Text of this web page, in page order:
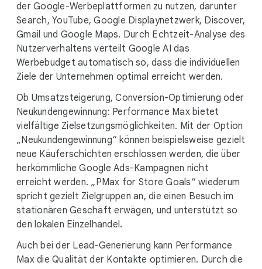
der Google-Werbeplattformen zu nutzen, darunter
Search, YouTube, Google Displaynetzwerk, Discover,
Gmail und Google Maps. Durch Echtzeit-Analyse des
Nutzerverhaltens verteilt Google AI das
Werbebudget automatisch so, dass die individuellen
Ziele der Unternehmen optimal erreicht werden.
Ob Umsatzsteigerung, Conversion-Optimierung oder
Neukundengewinnung: Performance Max bietet
vielfältige Zielsetzungsmöglichkeiten. Mit der Option
„Neukundengewinnung“ können beispielsweise gezielt
neue Käuferschichten erschlossen werden, die über
herkömmliche Google Ads-Kampagnen nicht
erreicht werden. „PMax for Store Goals“ wiederum
spricht gezielt Zielgruppen an, die einen Besuch im
stationären Geschäft erwägen, und unterstützt so
den lokalen Einzelhandel.
Auch bei der Lead-Generierung kann Performance
Max die Qualität der Kontakte optimieren. Durch die